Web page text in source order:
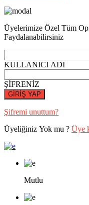
Üyelerimize Özel Tüm
Faydalanabilirsiniz
KULLANICI ADI
ŞİFRENİZ
GİRİŞ YAP
Şifremi unuttum?
Üyeliğiniz Yok mu ? Üye
Mutlu